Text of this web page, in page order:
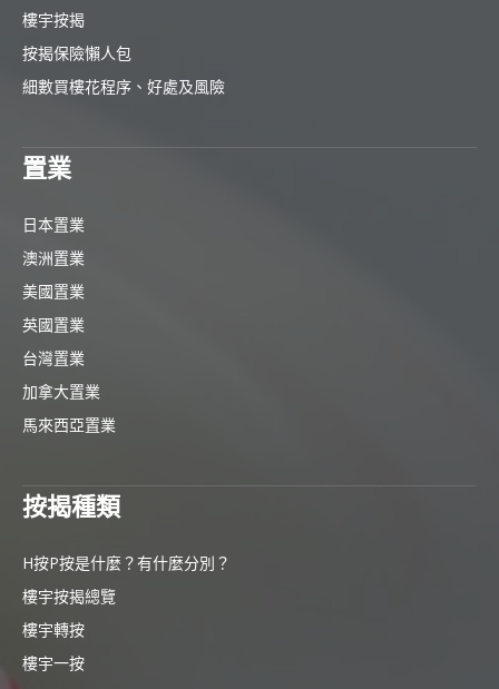
樓宇按揭
按揭保險懶人包
細數買樓花程序、好處及風險
置業
日本置業
澳洲置業
美國置業
英國置業
台灣置業
加拿大置業
馬來西亞置業
按揭種類
H按P按是什麼？有什麼分別？
樓宇按揭總覽
樓宇轉按
樓宇一按